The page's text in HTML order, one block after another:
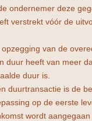
ondernemer deze
verstrekt vóór de
van de
duur heeft van meer
duur is.
duurtransactie is de
op de eerste
wordt